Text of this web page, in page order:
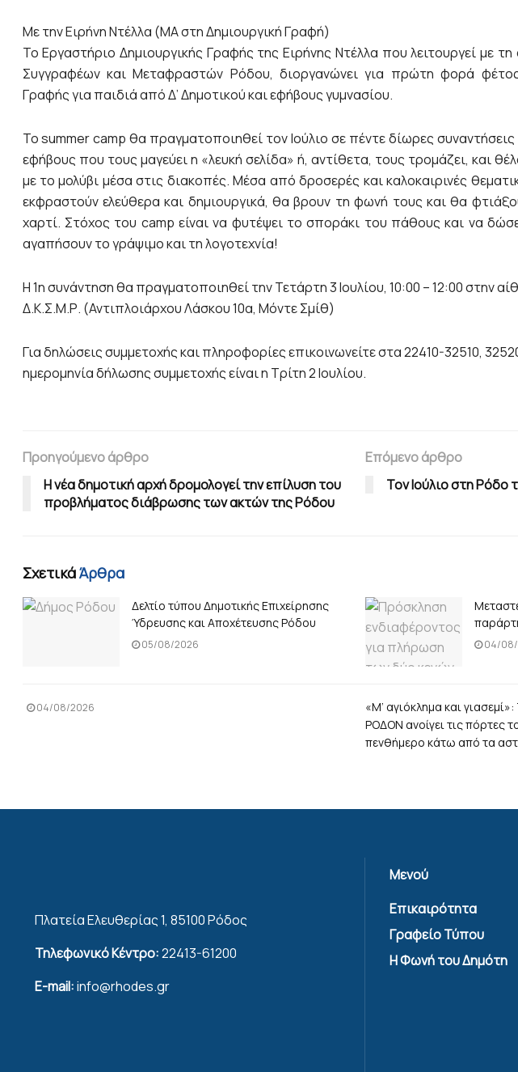
Με την Ειρήνη Ντέλλα (ΜΑ στη Δημιουργική Γραφή)
Το Εργαστήριο Δημιουργικής Γραφής της Ειρήνης Ντέλλα που λειτουργεί με
Συγγραφέων και Μεταφραστών Ρόδου, διοργανώνει για πρώτη φορά
Γραφής για παιδιά από Δ’ Δημοτικού και εφήβους γυμνασίου.
Το summer camp θα πραγματοποιηθεί τον Ιούλιο σε πέντε δίωρες
εφήβους που τους μαγεύει η «λευκή σελίδα» ή, αντίθετα, τους τρομάζει, και
με το μολύβι μέσα στις διακοπές. Μέσα από δροσερές και καλοκαιρινές
εκφραστούν ελεύθερα και δημιουργικά, θα βρουν τη φωνή τους και θα
χαρτί. Στόχος του camp είναι να φυτέψει το σποράκι του πάθους και να
αγαπήσουν το γράψιμο και τη λογοτεχνία!
Η 1η συνάντηση θα πραγματοποιηθεί την Τετάρτη 3 Ιουλίου, 10:00 – 12:00 στην
Δ.Κ.Σ.Μ.Ρ. (Αντιπλοιάρχου Λάσκου 10α, Μόντε Σμίθ)
Για δηλώσεις συμμετοχής και πληροφορίες επικοινωνείτε στα 22410-32510,
ημερομηνία δήλωσης συμμετοχής είναι η Τρίτη 2 Ιουλίου.
Προηγούμενο άρθρο
Η νέα δημοτική αρχή δρομολογεί την επίλυση του
προβλήματος διάβρωσης των ακτών της Ρόδου
Επόμενο άρθρο
Τον Ιούλιο στη Ρόδο
ΣχετικάΆρθρα
Δελτίο τύπου Δημοτικής Επιχείρησης
Ύδρευσης και Αποχέτευσης Ρόδου
05/08/2026 04/08/
04/08/2026
«Μ’ αγιόκλημα και
ΡΟΔΟΝ ανοίγει τις πόρτες
πενθήμερο κάτω από τα
Πλατεία Ελευθερίας 1, 85100 Ρόδος
Τηλεφωνικό Κέντρο:22413-61200
E-mail:info@rhodes.gr
Μενού
Επικαιρότητα
Γραφείο Τύπου
Η Φωνή του Δημότη